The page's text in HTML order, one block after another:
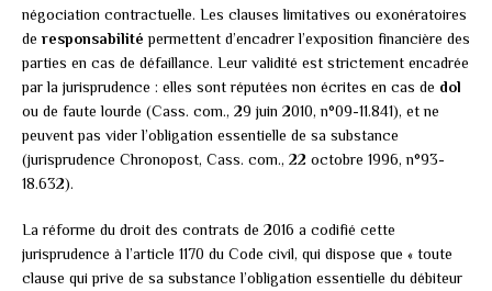
négociation contractuelle. Les clauses limitatives ou exonératoires
de responsabilité permettent d’encadrer l’exposition financière des
parties en cas de défaillance. Leur validité est strictement encadrée
par la jurisprudence : elles sont réputées non écrites en cas de dol
ou de faute lourde (Cass. com., 29 juin 2010, n°09-11.841), et ne
peuvent pas vider l’obligation essentielle de sa substance
(jurisprudence Chronopost, Cass. com., 22 octobre 1996, n°93-
18.632).
La réforme du droit des contrats de 2016 a codifié cette
jurisprudence à l’article 1170 du Code civil, qui dispose que « toute
clause qui prive de sa substance l’obligation essentielle du débiteur